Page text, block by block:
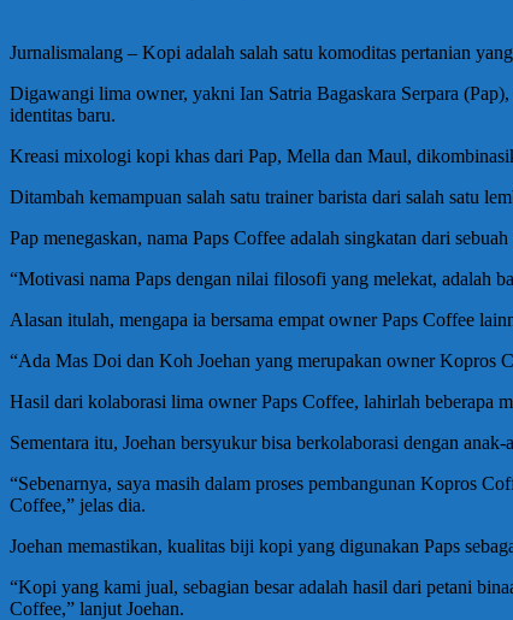
Jurnalismalang – Kopi adalah salah satu komoditas pertanian
Digawangi lima owner, yakni Ian Satria Bagaskara Serpara
identitas baru.
Kreasi mixologi kopi khas dari Pap, Mella dan Maul,
Ditambah kemampuan salah satu trainer barista dari salah satu
Pap menegaskan, nama Paps Coffee adalah singkatan dari
“Motivasi nama Paps dengan nilai filosofi yang melekat, adalah
Alasan itulah, mengapa ia bersama empat owner Paps Coffee
“Ada Mas Doi dan Koh Joehan yang merupakan owner Kopros
Hasil dari kolaborasi lima owner Paps Coffee, lahirlah beberapa
Sementara itu, Joehan bersyukur bisa berkolaborasi dengan
“Sebenarnya, saya masih dalam proses pembangunan Kopros
Coffee,” jelas dia.
Joehan memastikan, kualitas biji kopi yang digunakan Paps
“Kopi yang kami jual, sebagian besar adalah hasil dari petani
Coffee,” lanjut Joehan.